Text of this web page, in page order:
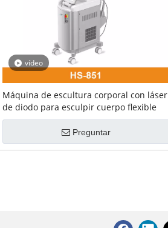
vídeo
Máquina de escultura corporal con láser
de diodo para esculpir cuerpo flexible
Preguntar